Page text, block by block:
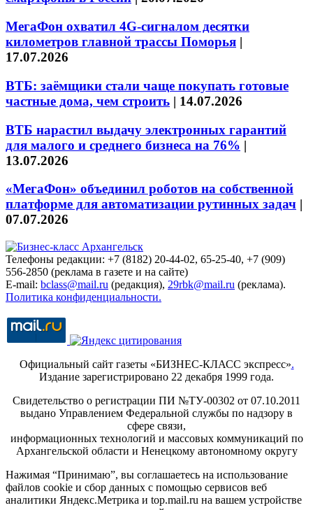
МегаФон охватил 4G-сигналом десятки
километров главной трассы Поморья |
17.07.2026
ВТБ: заёмщики стали чаще покупать готовые
частные дома, чем строить | 14.07.2026
ВТБ нарастил выдачу электронных гарантий
для малого и среднего бизнеса на 76% |
13.07.2026
«МегаФон» объединил роботов на собственной
платформе для автоматизации рутинных задач |
07.07.2026
Телефоны редакции: +7 (8182) 20-44-02, 65-25-40, +7 (909)
556-2850 (реклама в газете и на сайте)
E-mail: bclass@mail.ru (редакция), 29rbk@mail.ru (реклама).
Политика конфиденциальности.
Официальный сайт газеты «БИЗНЕС-КЛАСС экспресс».
Издание зарегистрировано 22 декабря 1999 года.
Свидетельство о регистрации ПИ №ТУ-00302 от 07.10.2011
выдано Управлением Федеральной службы по надзору в
сфере связи,
информационных технологий и массовых коммуникаций по
Архангельской области и Ненецкому автономному округу
Нажимая “Принимаю”, вы соглашаетесь на использование
файлов cookie и сбор данных с помощью сервисов веб
аналитики Яндекс.Метрика и top.mail.ru на вашем устройстве